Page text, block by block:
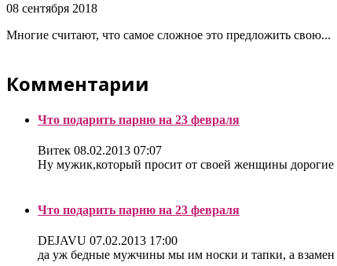
08 сентября 2018
Многие считают, что самое сложное это предложить свою...
Комментарии
Что подарить парню на 23 февраля
Витек 08.02.2013 07:07
Ну мужик,который просит от своей женщины
Что подарить парню на 23 февраля
DEJAVU 07.02.2013 17:00
да уж бедные мужчины мы им носки и тапки, а взамен